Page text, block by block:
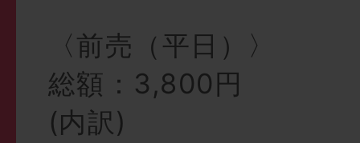
〈前売（平日）〉
総額：3,800円
(内訳)